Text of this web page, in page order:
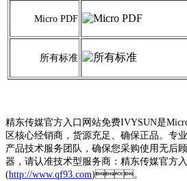
Micro PDF
所有标准
精东传媒官方入口网站免费IVYSUN是
区核心经销商，货源充足、确保正品。
产品技术服务团队，确保您采购使用无后
器，请认准技术型服务商：精东传媒官
(http://www.qf93.com)。